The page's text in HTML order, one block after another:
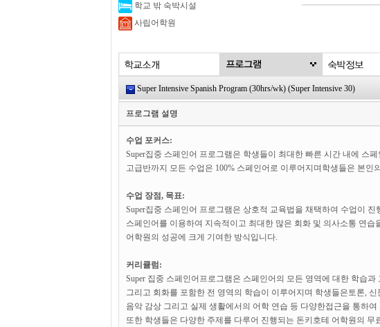
학교 밖 숙박시설
사립어학원
Super Intensive Spanish Program (30hrs/wk) (Super Intensive 30)
프로그램 설명
수업 포커스:
Super집중 스페인어 프로그램은 학생들이 최대한 빠른 시간 내에 스
고급반까지 모든 수업은 100% 스페인어로 이루어지며학생들은 본인
수업 장점, 목표:
Super집중 스페인어 프로그램은 상호적 교육법을 채택하여 수업이
스페인어를 이용하여 지속적이고 최대한 많은 회화 및 의사소통 연
어학원의 성공에 크게 기여한 방식입니다.
커리큘럼:
Super 집중 스페인어프로그램은 스페인어의 모든 영역에 대한 학습
그리고 회화를 포함한 전 영역의 학습이 이루어지며 학생들은토론,
음악 감상 그리고 실제 생활에서의 어학 연습 등 다양한접근을 통하
또한 학생들은 다양한 주제를 다루어 진행되는 돈키호테 어학원의